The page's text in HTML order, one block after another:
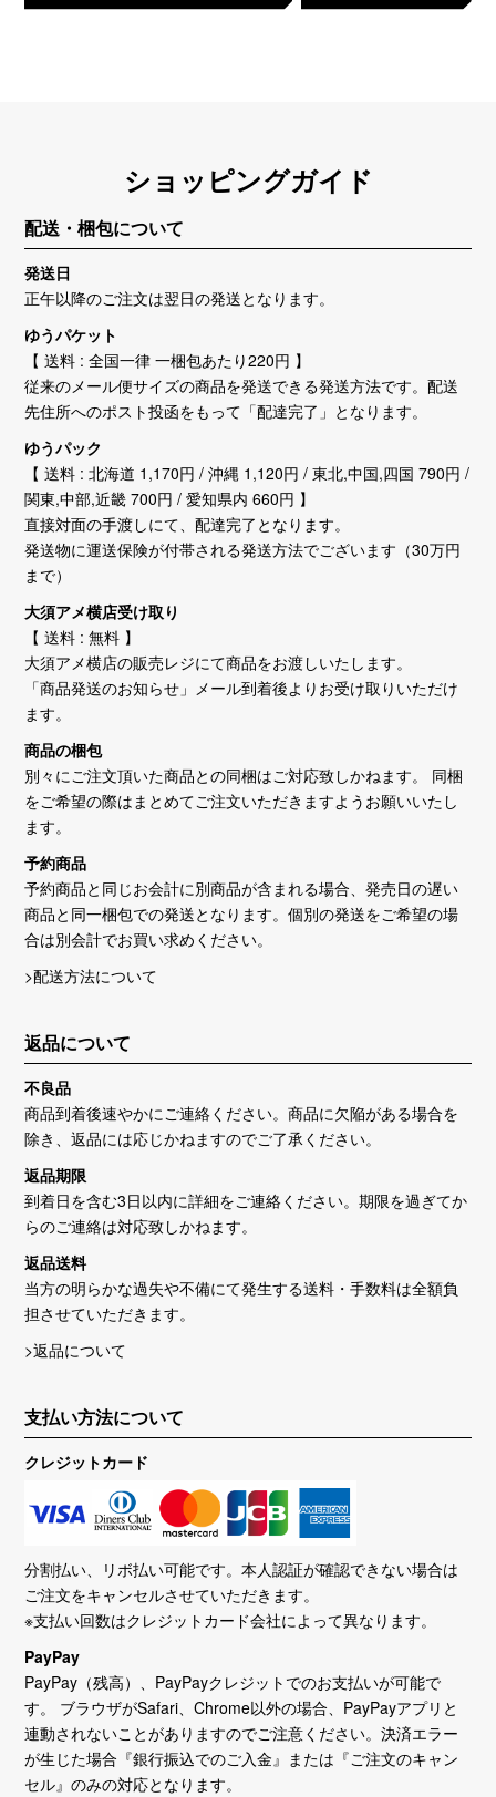
ショッピングガイド
配送・梱包について
発送日
正午以降のご注文は翌日の発送となります。
ゆうパケット
【 送料 : 全国一律 一梱包あたり220円 】
従来のメール便サイズの商品を発送できる発送方法です。配送
先住所へのポスト投函をもって「配達完了」となります。
ゆうパック
【 送料 : 北海道 1,170円 / 沖縄 1,120円 / 東北,中国,四国 790円 /
関東,中部,近畿 700円 / 愛知県内 660円 】
直接対面の手渡しにて、配達完了となります。
発送物に運送保険が付帯される発送方法でございます（30万円
まで）
大須アメ横店受け取り
【 送料 : 無料 】
大須アメ横店の販売レジにて商品をお渡しいたします。
「商品発送のお知らせ」メール到着後よりお受け取りいただけ
ます。
商品の梱包
別々にご注文頂いた商品との同梱はご対応致しかねます。 同梱
をご希望の際はまとめてご注文いただきますようお願いいたし
ます。
予約商品
予約商品と同じお会計に別商品が含まれる場合、発売日の遅い
商品と同一梱包での発送となります。個別の発送をご希望の場
合は別会計でお買い求めください。
>配送方法について
返品について
不良品
商品到着後速やかにご連絡ください。商品に欠陥がある場合を
除き、返品には応じかねますのでご了承ください。
返品期限
到着日を含む3日以内に詳細をご連絡ください。期限を過ぎてか
らのご連絡は対応致しかねます。
返品送料
当方の明らかな過失や不備にて発生する送料・手数料は全額負
担させていただきます。
>返品について
支払い方法について
クレジットカード
分割払い、リボ払い可能です。本人認証が確認できない場合は
ご注文をキャンセルさせていただきます。
※支払い回数はクレジットカード会社によって異なります。
PayPay
PayPay（残高）、PayPayクレジットでのお支払いが可能で
す。 ブラウザがSafari、Chrome以外の場合、PayPayアプリと
連動されないことがありますのでご注意ください。決済エラー
が生じた場合『銀行振込でのご入金』または『ご注文のキャン
セル』のみの対応となります。